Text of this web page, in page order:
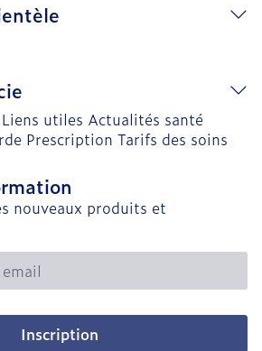
Liens utiles Actualités santé
Prescription Tarifs des soins
nouveaux produits et
Inscription